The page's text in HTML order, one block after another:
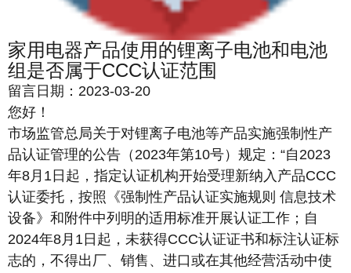
家用电器产品使用的锂离子电池和电池
组是否属于CCC认证范围
留言日期：2023-03-20
您好！
市场监管总局关于对锂离子电池等产品实施强制性产
品认证管理的公告（2023年第10号）规定：“自2023
年8月1日起，指定认证机构开始受理新纳入产品CCC
认证委托，按照《强制性产品认证实施规则 信息技术
设备》和附件中列明的适用标准开展认证工作；自
2024年8月1日起，未获得CCC认证证书和标注认证标
志的，不得出厂、销售、进口或在其他经营活动中使